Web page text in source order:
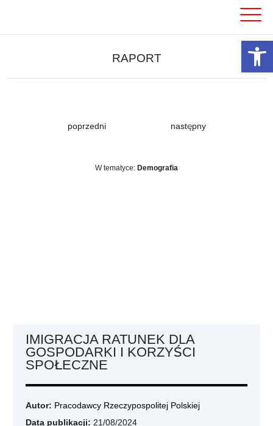
RAPORT
poprzedni następny
W tematyce: Demografia
IMIGRACJA RATUNEK DLA
GOSPODARKI I KORZYŚCI
SPOŁECZNE
Autor: Pracodawcy Rzeczypospolitej Polskiej
Data publikacji: 21/08/2024